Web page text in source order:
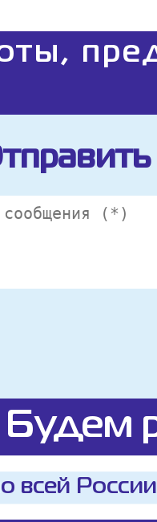
Будем
всей